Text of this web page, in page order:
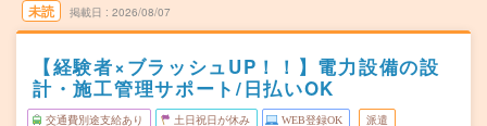
未読 掲載日 2026/08/07
【経験者×ブラッシュUP！！】電力設備の設
計・施工管理サポート/日払いOK
交通費別途支給あり 土日祝日が休み WEB登録OK 派遣